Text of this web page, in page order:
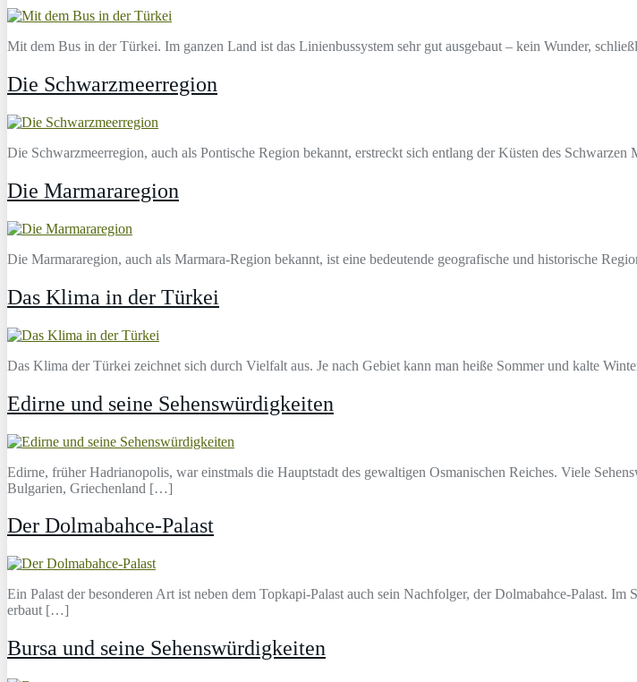
Mit dem Bus in der Türkei. Im ganzen Land ist das Linienbussystem sehr gut ausgebaut – kein Wunder,
Die Schwarzmeerregion
Die Schwarzmeerregion, auch als Pontische Region bekannt, erstreckt sich entlang der Küsten des
Die Marmararegion
Die Marmararegion, auch als Marmara-Region bekannt, ist eine bedeutende geografische und historische
Das Klima in der Türkei
Das Klima der Türkei zeichnet sich durch Vielfalt aus. Je nach Gebiet kann man heiße Sommer und kalte
Edirne und seine Sehenswürdigkeiten
Edirne, früher Hadrianopolis, war einstmals die Hauptstadt des gewaltigen Osmanischen Reiches. Viele
Bulgarien, Griechenland […]
Der Dolmabahce-Palast
Ein Palast der besonderen Art ist neben dem Topkapi-Palast auch sein Nachfolger, der Dolmabahce-Palast.
erbaut […]
Bursa und seine Sehenswürdigkeiten